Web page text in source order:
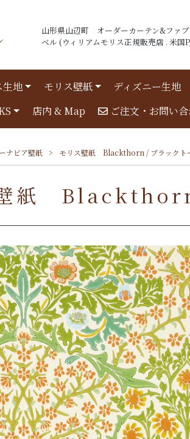
山形県山辺町 オーダーカーテン&ファ
ベル (ウィリアムモリス正規販売店 . 米
生地 モリス壁紙 ディズニー生地
店内 & Map ご注文・お問い合
ナビア壁紙 > モリス壁紙 Blackthorn / ブラック
紙